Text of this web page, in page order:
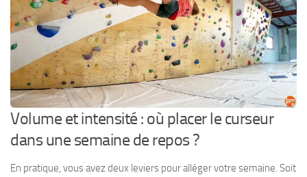
Volume et intensité : où placer le curseur
dans une semaine de repos ?
En pratique, vous avez deux leviers pour alléger votre semaine. Soit